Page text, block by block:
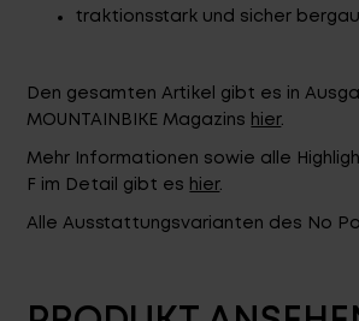
traktionsstark und sicher
Den gesamten Artikel gibt es in
MOUNTAINBIKE Magazins hier.
Mehr Informationen sowie alle
F im Detail gibt es hier.
Alle Ausstattungsvarianten des No